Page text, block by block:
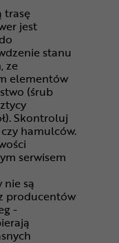
trasę
jest
stanu
ze
elementów
(śrub
Skontroluj
hamulców.
serwisem
są
producentów
-